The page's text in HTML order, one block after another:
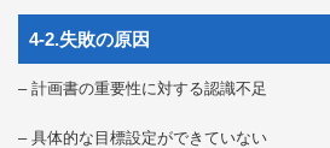
4-2.失敗の原因
– 計画書の重要性に対する認識不足
– 具体的な目標設定ができていない